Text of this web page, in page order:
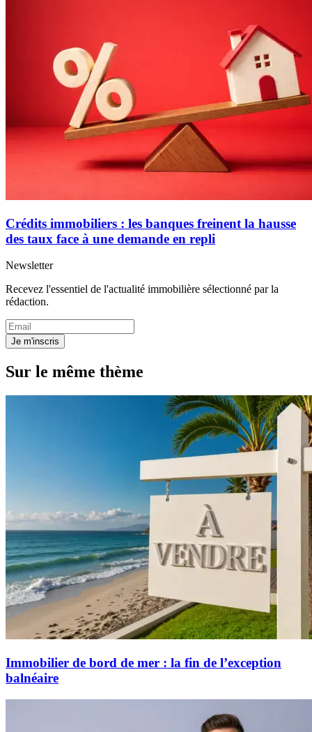
Crédits immobiliers : les banques freinent la hausse
des taux face à une demande en repli
Newsletter
Recevez l'essentiel de l'actualité immobilière sélectionné par la
rédaction.
Je m'inscris
Sur le même thème
Immobilier de bord de mer : la fin de l’exception
balnéaire